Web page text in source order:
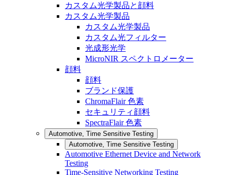
カスタム光学製品と顔料
カスタム光学製品
カスタム光学製品
カスタム光フィルター
光成形光学
MicroNIR スペクトロメーター
顔料
顔料
ブランド保護
ChromaFlair 色素
セキュリティ顔料
SpectraFlair 色素
Automotive, Time Sensitive Testing
Automotive, Time Sensitive Testing
Automotive Ethernet Device and Network
Testing
Time-Sensitive Networking Testing